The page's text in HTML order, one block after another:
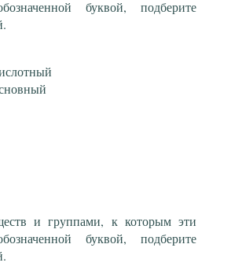
буквой, подберите
и группами, к которым эти
буквой, подберите